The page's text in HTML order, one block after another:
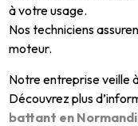
à votre usage.
Nos techniciens
moteur.
Notre entreprise veille
Découvrez plus
battant en